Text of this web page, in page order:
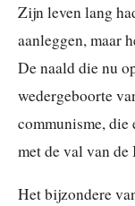
Zijn leven lang
aanleggen, maar
De naald die nu
wedergeboorte
communisme, die
met de val van
Het bijzondere